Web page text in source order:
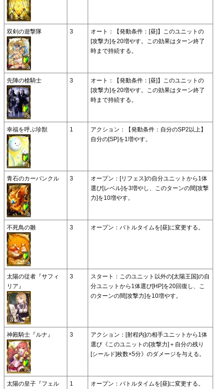
双剣の遊撃隊 3
オート：【発動条件：[昼]】このユニットの
[攻撃力]を20増やす。この効果はターン終了
時まで持続する。
先陣の槍騎士 3
オート：【発動条件：[昼]】このユニットの
[攻撃力]を20増やす。この効果はターン終了
時まで持続する。
幸福を呼ぶ珍獣 1
アクション：【発動条件：自分のSP2以上】
自分の[SP]を1増やす。
青石のカーバンクル 3
オープン：[リフェス]の自分ユニットから1体
選び[レベル]を3増やし、このターンの間[攻撃
力]を10増やす。
不死鳥の雛 3 オープン：バトルタイムを[昼]に変更する。
太陽の従者『サフィ
リア』
3
スタート：このユニット以外の[太陽王国]の自
分ユニットから1体選び[HP]を20回復し、こ
のターンの間[攻撃力]を10増やす。
神殿騎士『ルナ』 3
アクション：[射程内]の相手ユニットから1体
選び《このユニットの[攻撃力]＋自分の残り
[シールド]枚数×5分》のダメージを与える。
太陽の皇子『フェル
1 オープン：バトルタイムを[昼]に変更する。